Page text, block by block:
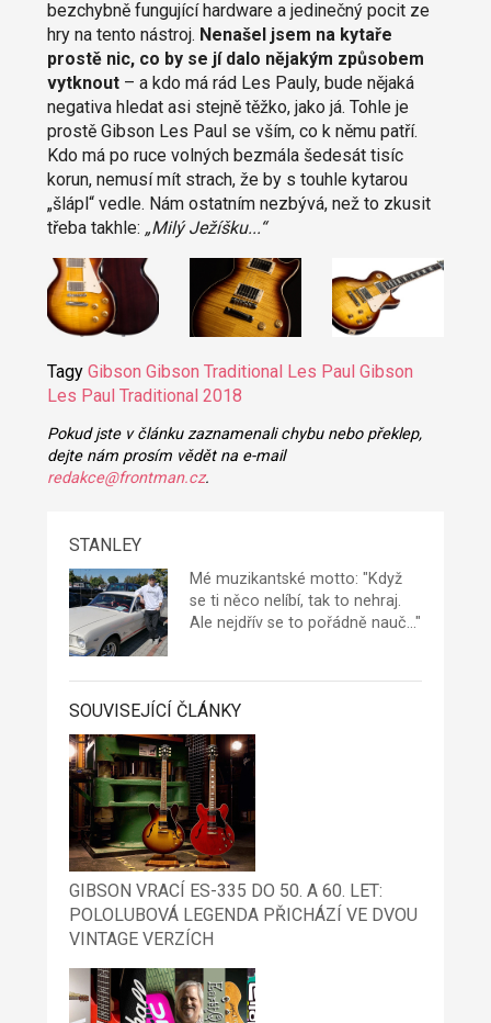
bezchybně fungující hardware a jedinečný pocit ze
hry na tento nástroj. Nenašel jsem na kytaře
prostě nic, co by se jí dalo nějakým způsobem
vytknout– a kdo má rád Les Pauly, bude nějaká
negativa hledat asi stejně těžko, jako já. Tohle je
prostě Gibson Les Paul se vším, co k němu patří.
Kdo má po ruce volných bezmála šedesát tisíc
korun, nemusí mít strach, že by s touhle kytarou
„šlápl“ vedle. Nám ostatním nezbývá, než to zkusit
třeba takhle: „Milý Ježíšku...“
Tagy Gibson Gibson Traditional Les Paul Gibson
Les Paul Traditional 2018
Pokud jste v článku zaznamenali chybu nebo překlep,
dejte nám prosím vědět na e-mail
redakce@frontman.cz.
STANLEY
Mé muzikantské motto: "Když
se ti něco nelíbí, tak to nehraj.
Ale nejdřív se to pořádně nauč..."
SOUVISEJÍCÍ ČLÁNKY
GIBSON VRACÍ ES-335 DO 50. A 60. LET:
POLOLUBOVÁ LEGENDA PŘICHÁZÍ VE DVOU
VINTAGE VERZÍCH